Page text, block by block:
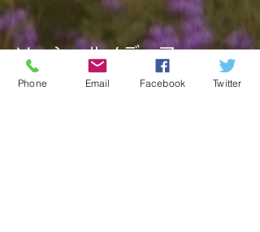
ソーシャルメディア
Phone Email Facebook Twitter